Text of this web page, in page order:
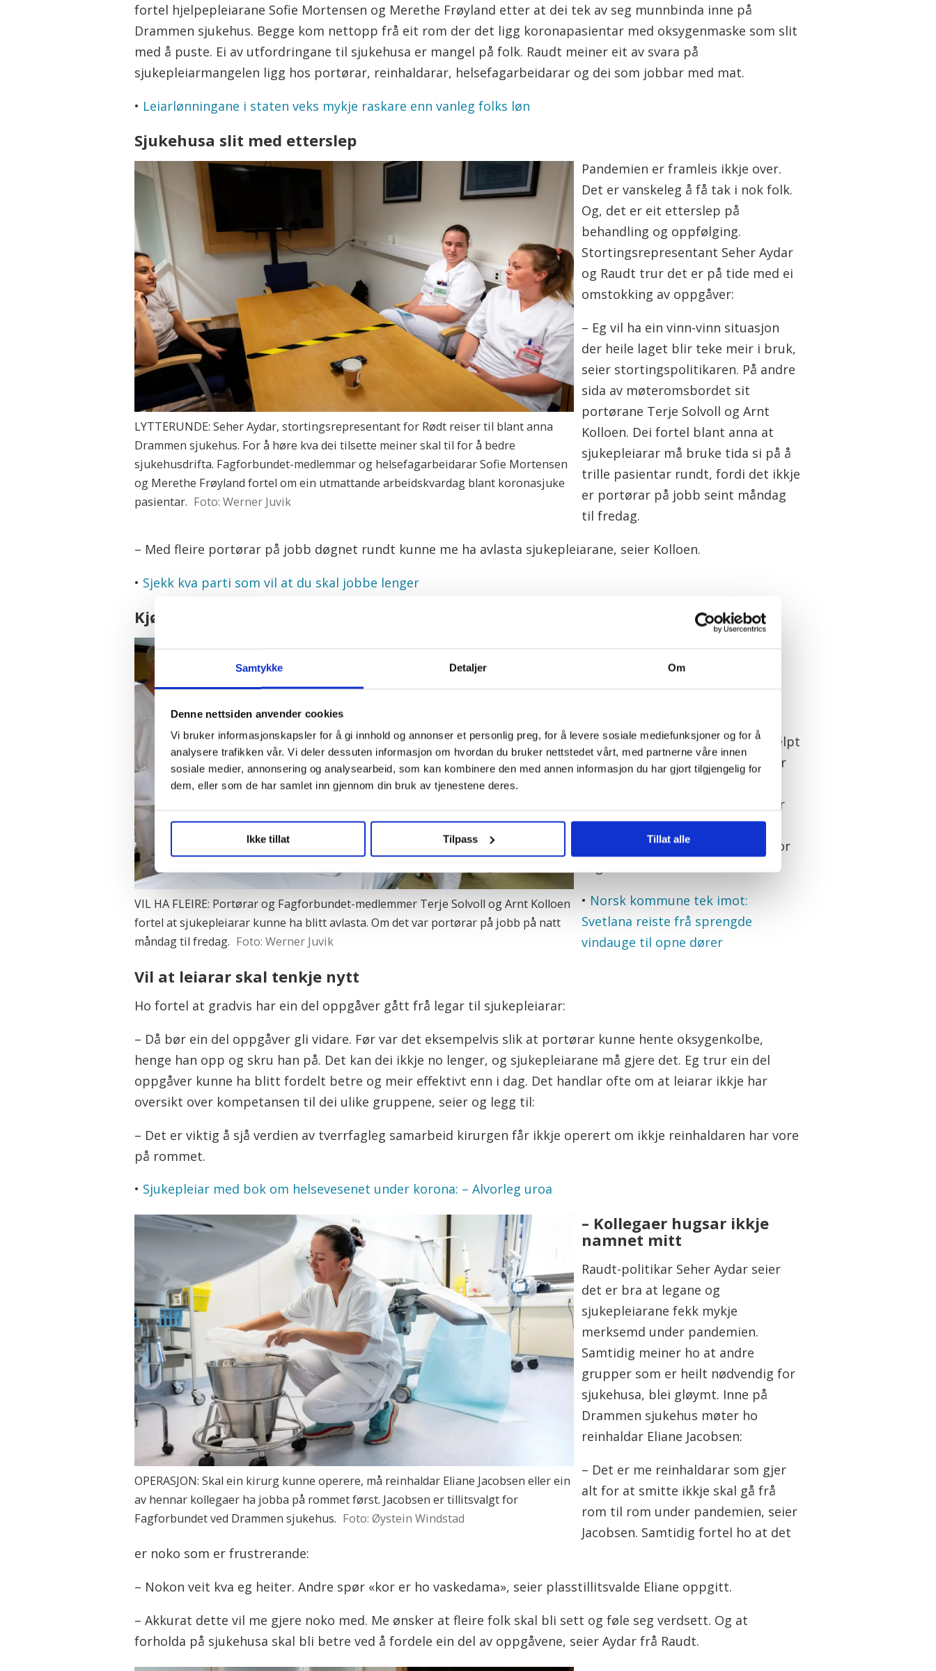
Samtykke Detaljer Om
Denne nettsiden anvender cookies
Vi bruker informasjonskapsler for å gi innhold og annonser et personlig preg, for å levere sosiale mediefunksjoner og for å
analysere trafikken vår. Vi deler dessuten informasjon om hvordan du bruker nettstedet vårt, med partnerne våre innen
sosiale medier, annonsering og analysearbeid, som kan kombinere den med annen informasjon du har gjort tilgjengelig for
dem, eller som de har samlet inn gjennom din bruk av tjenestene deres.
Ikke tillat Tilpass Tillat alle
fortel hjelpepleiarane Sofie Mortensen og Merethe Frøyland etter at dei tek av seg munnbinda inne på
Drammen sjukehus. Begge kom nettopp frå eit rom der det ligg koronapasientar med oksygenmaske som slit
med å puste. Ei av utfordringane til sjukehusa er mangel på folk. Raudt meiner eit av svara på
sjukepleiarmangelen ligg hos portørar, reinhaldarar, helsefagarbeidarar og dei som jobbar med mat.
• Leiarlønningane i staten veks mykje raskare enn vanleg folks løn
Sjukehusa slit med etterslep
LYTTERUNDE: Seher Aydar, stortingsrepresentant for Rødt reiser til blant anna
Drammen sjukehus. For å høre kva dei tilsette meiner skal til for å bedre
sjukehusdrifta. Fagforbundet-medlemmar og helsefagarbeidarar Sofie Mortensen
og Merethe Frøyland fortel om ein utmattande arbeidskvardag blant koronasjuke
pasientar. Foto: Werner Juvik
Pandemien er framleis ikkje over.
Det er vanskeleg å få tak i nok folk.
Og, det er eit etterslep på
behandling og oppfølging.
Stortingsrepresentant Seher Aydar
og Raudt trur det er på tide med ei
omstokking av oppgåver:
– Eg vil ha ein vinn-vinn situasjon
der heile laget blir teke meir i bruk,
seier stortingspolitikaren. På andre
sida av møteromsbordet sit
portørane Terje Solvoll og Arnt
Kolloen. Dei fortel blant anna at
sjukepleiarar må bruke tida si på å
trille pasientar rundt, fordi det ikkje
er portørar på jobb seint måndag
til fredag.
– Med fleire portørar på jobb døgnet rundt kunne me ha avlasta sjukepleiarane, seier Kolloen.
• Sjekk kva parti som vil at du skal jobbe lenger
Kjøkkenet kan hjelpe til
VIL HA FLEIRE: Portørar og Fagforbundet-medlemmer Terje Solvoll og Arnt Kolloen
fortel at sjukepleiarar kunne ha blitt avlasta. Om det var portørar på jobb på natt
måndag til fredag. Foto: Werner Juvik
skjer det at sjukepleiarar både
– Blant anna der kunne me ha hjelpt
til, seier ho om kollegaene hennar
sjukehusmat. Heidi Engum jobbar
som sekretær på kirurgisk
poliklinikk og er plasstillitsvald for
• Norsk kommune tek imot:
Svetlana reiste frå sprengde
vindauge til opne dører
Vil at leiarar skal tenkje nytt
Ho fortel at gradvis har ein del oppgåver gått frå legar til sjukepleiarar:
– Då bør ein del oppgåver gli vidare. Før var det eksempelvis slik at portørar kunne hente oksygenkolbe,
henge han opp og skru han på. Det kan dei ikkje no lenger, og sjukepleiarane må gjere det. Eg trur ein del
oppgåver kunne ha blitt fordelt betre og meir effektivt enn i dag. Det handlar ofte om at leiarar ikkje har
oversikt over kompetansen til dei ulike gruppene, seier og legg til:
– Det er viktig å sjå verdien av tverrfagleg samarbeid kirurgen får ikkje operert om ikkje reinhaldaren har vore
på rommet.
• Sjukepleiar med bok om helsevesenet under korona: – Alvorleg uroa
OPERASJON: Skal ein kirurg kunne operere, må reinhaldar Eliane Jacobsen eller ein
av hennar kollegaer ha jobba på rommet først. Jacobsen er tillitsvalgt for
Fagforbundet ved Drammen sjukehus. Foto: Øystein Windstad
– Kollegaer hugsar ikkje
namnet mitt
Raudt-politikar Seher Aydar seier
det er bra at legane og
sjukepleiarane fekk mykje
merksemd under pandemien.
Samtidig meiner ho at andre
grupper som er heilt nødvendig for
sjukehusa, blei gløymt. Inne på
Drammen sjukehus møter ho
reinhaldar Eliane Jacobsen:
– Det er me reinhaldarar som gjer
alt for at smitte ikkje skal gå frå
rom til rom under pandemien, seier
Jacobsen. Samtidig fortel ho at det
er noko som er frustrerande:
– Nokon veit kva eg heiter. Andre spør «kor er ho vaskedama», seier plasstillitsvalde Eliane oppgitt.
– Akkurat dette vil me gjere noko med. Me ønsker at fleire folk skal bli sett og føle seg verdsett. Og at
forholda på sjukehusa skal bli betre ved å fordele ein del av oppgåvene, seier Aydar frå Raudt.